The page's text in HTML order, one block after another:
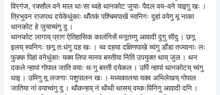
विरगंज, रक्सौल वने माल धाःसा थ्वहे थानकोट जुयाः पैदल वय–वने याइगु खः ।
त्रिभुवन राजपथ दयेकेधुंकाः थौंतकं पश्चिमपाखें स्वनिगः दुहां वयेगु मू नाका
थानकोट हे जुयाच्वंगु दु ।
थानकोट लागाय् प्राग ऐतिहासिक कालंनिसें मनूतय्गु आवादी दुगु सीदु । छगू
इलय् स्वनिगः छगू तःधंगु दह खः । थ्व दहया दक्षिणपाखे च्वंगु डाँडा तज्यानाः लः
फुक्क पिहां वनेधुंकाः यक्व लिपा मानव बस्तीया निंतिं उपयुक्त थाय् जुल । थन
दकले न्हापां गोपाल जाति वयाः थःगु बस्ती दयेकल । उपिं न्हापां थानकोटय् च्वंगु
धाइ । उमिगु मू लजगाः पशुपालन खः । मध्यकालया यक्व अभिलेखय् गोपाल
जातिया नां वयाच्वंगु दु । थौकन्हय् नं थीथी थासय् वय्कःपिनिगु आवादी दनि ।